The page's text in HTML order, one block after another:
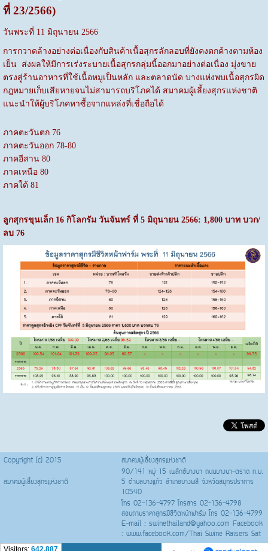
ที่ 23/2566)
วันพระที่ 11 มิถุนายน 2566
การกวาดล้างอย่างต่อเนื่องกับสินค้าเนื้อสุกรลักลอบที่ยังคงตกค้างตามห้อง
เย็น ส่งผลให้มีการเร่งระบายเนื้อสุกรกลุ่มนี้ออกมาอย่างต่อเนื่อง มุ่งขาย
ตรงสู่ร้านอาหารที่ใช้เนื้อหมูเป็นหลัก และตลาดนัด บางแห่งพบเนื้อสุกรผิด
กฎหมายเก็บเสียหายจนไม่สามารถบริโภคได้ สมาคมผู้เลี้ยงสุกรแห่งชาติ
แนะนำให้ผู้บริโภคหาซื้อจากแหล่งที่เชื่อถือได้
ภาคตะวันตก 76
ภาคตะวันออก 78-80
ภาคอีสาน 80
ภาคเหนือ 80
ภาคใต้ 81
ลูกสุกรขุนเล็ก 16 กิโลกรัม วันจันทร์ ที่ 5 มิถุนายน 2566: 1,800 บาท บวก/
ลบ 76
Copyright (c) 2015 สมาคมผู้เลี้ยงสุกรแห่งชาติ
สมาคมผู้เลี้ยงสุกรแห่งชาติ
90/141 หมู่ 15 เพล๊กซ์บางนา ถนนบางนา-ตราด ก.ม.
5 ตำบลบางแก้ว อำเภอบางพลี จังหวัดสมุทรปราการ
10540
โทร 02-136-4797 โทรสาร 02-136-4798
สอบถามราคาสุกรมีชีวิตหน้าฟาร์ม โทร 02-136-4799
E-mail : swinethailand@yahoo.com Facebook
: www.facebook.com/Thai Swine Raisers Sat
Visitors: 642,887